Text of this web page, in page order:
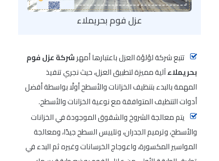
عزل فوم بحريملاء
تتبع شركة لؤلؤة العزل باعتبارها أمهرشركة عزل فوم
بحريملاءآلية مميزة لتطبيق العزل، حيث نجري تنفيذ
المهمة بالبدء بتنظيف الخزانات والأسطح أولًا بواسطة أفضل
أدوات التنظيف المتوافقة مع نوعية الخزانات والأسطح.
يتم معالجة الشروخ والشقوق الموجودة في الخزانات
والأسطح، وترميم الجدران، وتلييس السطح جيدًا، ومعالجة
المواسير المكسورة، واعوجاج الخرسانات وغيره ثم البدء في